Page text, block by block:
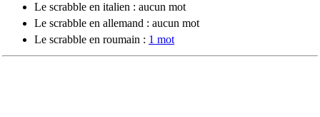
Le scrabble en italien : aucun mot
Le scrabble en allemand : aucun mot
Le scrabble en roumain : 1 mot